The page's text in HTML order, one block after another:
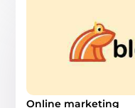
Online marketing